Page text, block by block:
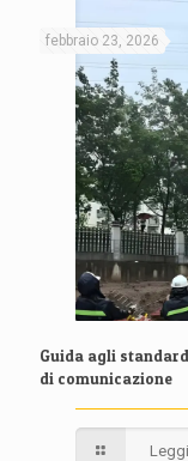
febbraio 23, 2026
Guida agli
di comunicazione